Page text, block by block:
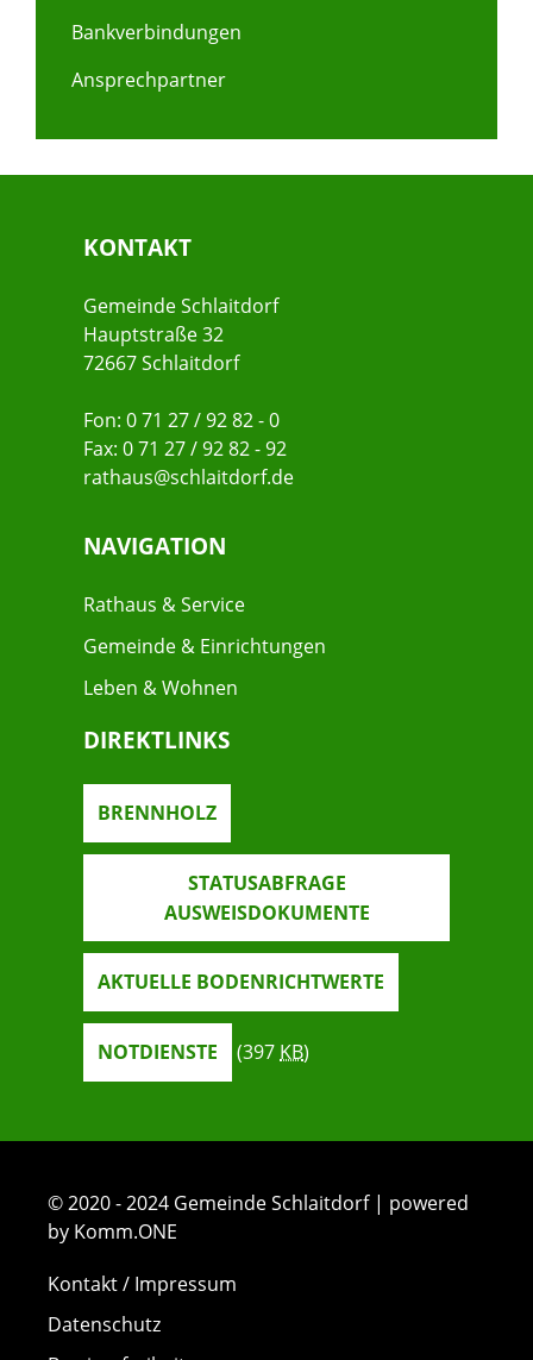
Bankverbindungen
Ansprechpartner
KONTAKT
Gemeinde Schlaitdorf
Hauptstraße 32
72667 Schlaitdorf
Fon: 0 71 27 / 92 82 - 0
Fax: 0 71 27 / 92 82 - 92
rathaus@schlaitdorf.de
NAVIGATION
Rathaus & Service
Gemeinde & Einrichtungen
Leben & Wohnen
DIREKTLINKS
BRENNHOLZ
STATUSABFRAGE
AUSWEISDOKUMENTE
AKTUELLE BODENRICHTWERTE
NOTDIENSTE (397 KB)
© 2020 - 2024 Gemeinde Schlaitdorf | powered
by Komm.ONE
Kontakt / Impressum
Datenschutz